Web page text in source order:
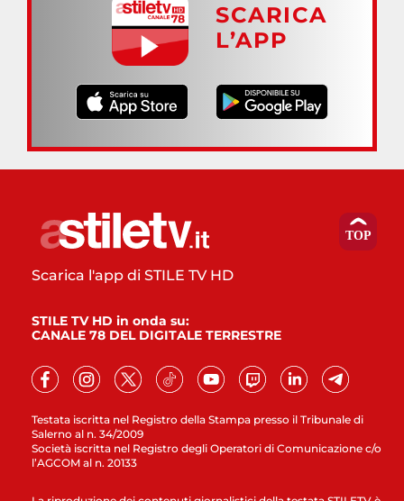
SCARICA
L’APP
Testata iscritta nel Registro della Stampa presso il Tribunale di
Salerno al n. 34/2009
Società iscritta nel Registro degli Operatori di Comunicazione c/o
l’AGCOM al n. 20133
Scarica l'app di STILE TV HD
STILE TV HD in onda su:
CANALE 78 DEL DIGITALE TERRESTRE